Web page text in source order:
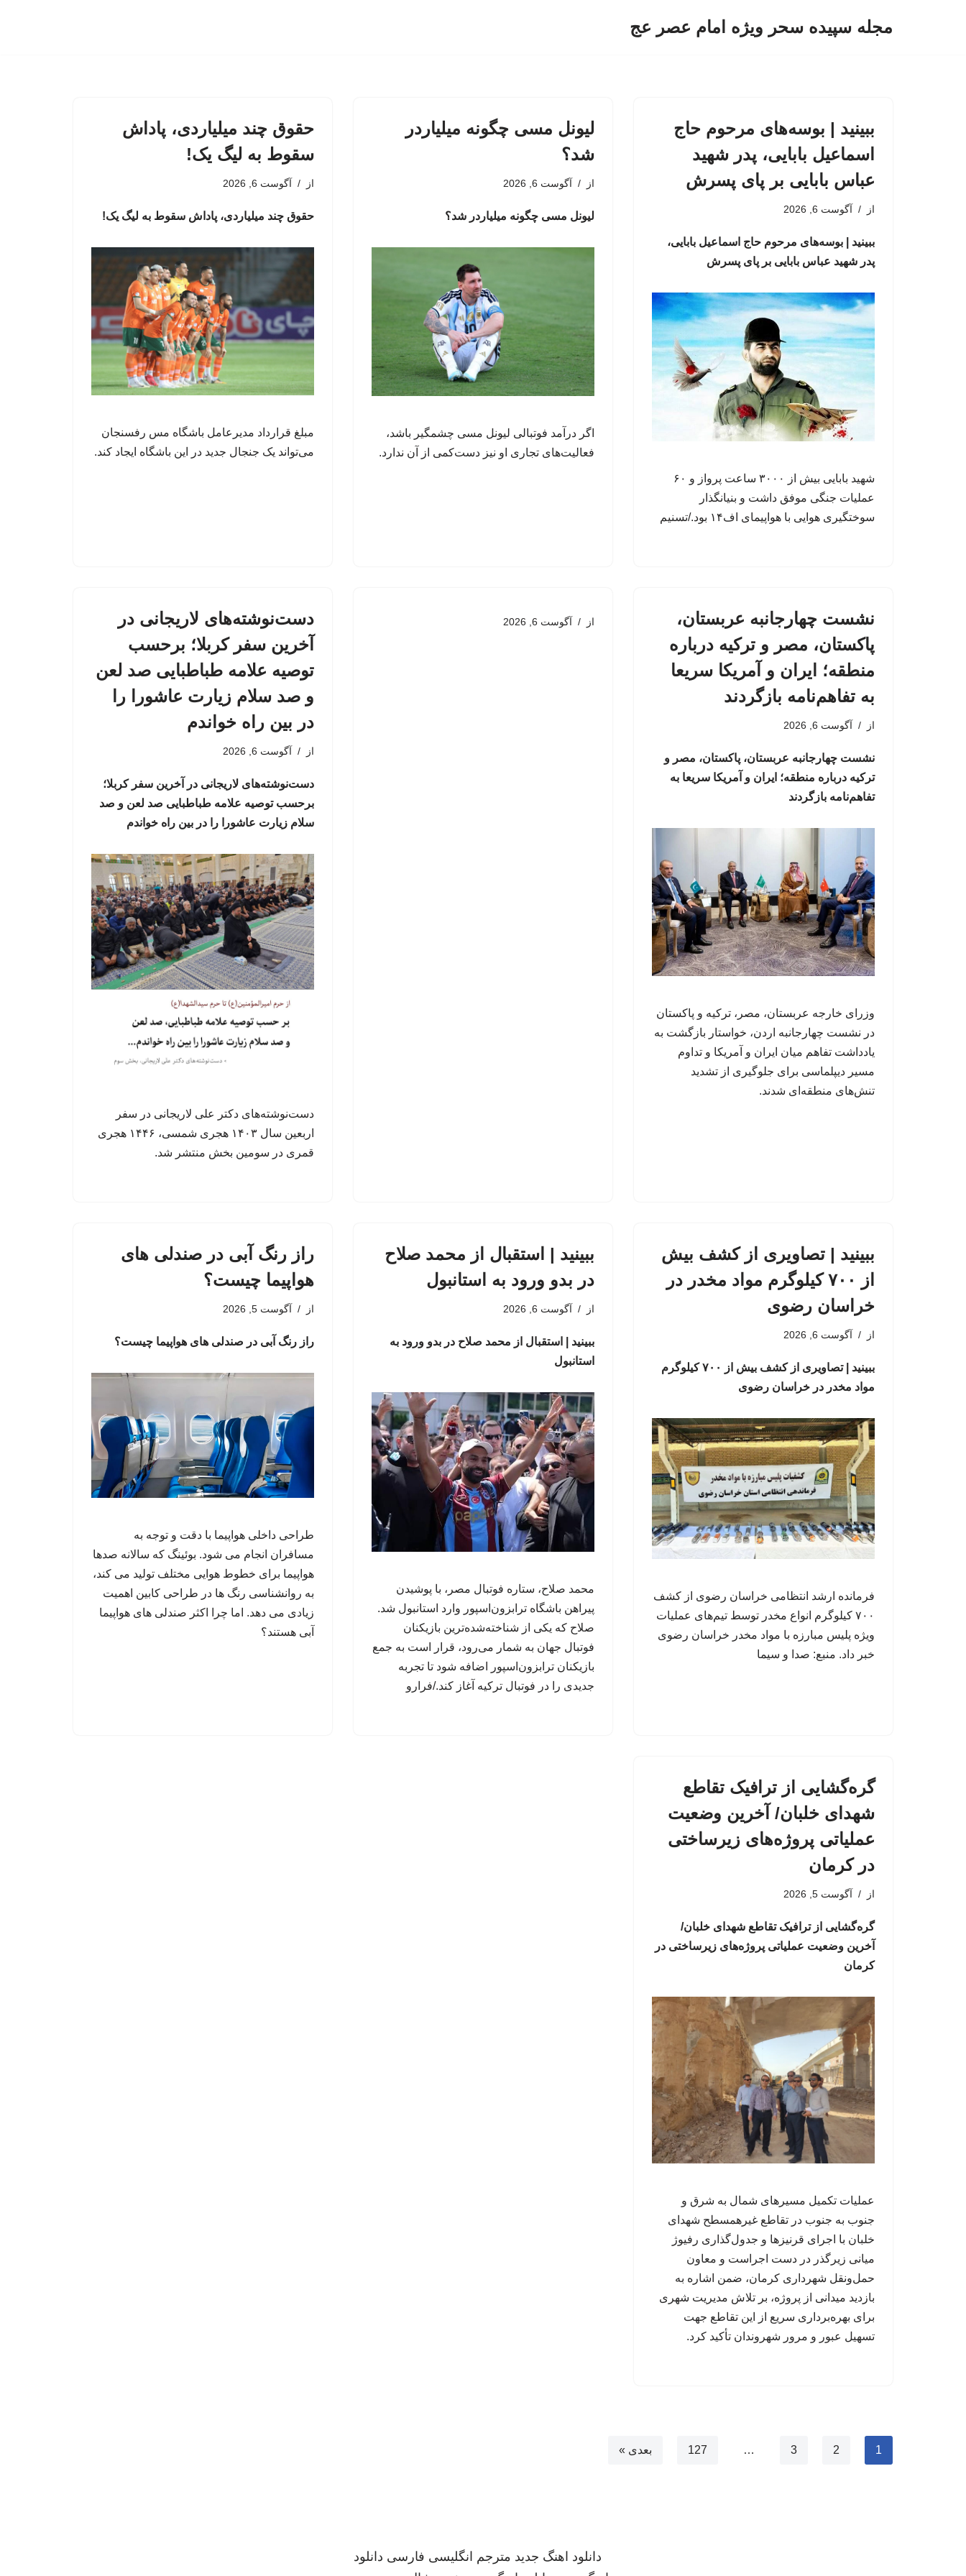
مجله سپیده سحر ویژه امام عصر عج
ببینید | بوسه‌های مرحوم حاج
اسماعیل بابایی، پدر شهید
عباس بابایی بر پای پسرش
از آگوست 6, 2026
ببینید | بوسه‌های مرحوم حاج اسماعیل بابایی،
پدر شهید عباس بابایی بر پای پسرش
شهید بابایی بیش از ۳۰۰۰ ساعت پرواز و ۶۰
عملیات جنگی موفق داشت و بنیانگذار
سوختگیری هوایی با هواپیمای اف۱۴ بود./تسنیم
لیونل مسی چگونه میلیاردر
شد؟
از آگوست 6, 2026
لیونل مسی چگونه میلیاردر شد؟
اگر درآمد فوتبالی لیونل مسی چشمگیر باشد،
فعالیت‌های تجاری او نیز دست‌کمی از آن ندارد.
حقوق چند میلیاردی، پاداش
سقوط به لیگ یک!
از آگوست 6, 2026
حقوق چند میلیاردی، پاداش سقوط به لیگ یک!
مبلغ قرارداد مدیرعامل باشگاه مس رفسنجان
می‌تواند یک جنجال جدید در این باشگاه ایجاد کند.
نشست چهارجانبه عربستان،
پاکستان، مصر و ترکیه درباره
منطقه؛ ایران و آمریکا سریعا
به تفاهم‌نامه بازگردند
از آگوست 6, 2026
نشست چهارجانبه عربستان، پاکستان، مصر و
ترکیه درباره منطقه؛ ایران و آمریکا سریعا به
تفاهم‌نامه بازگردند
وزرای خارجه عربستان، مصر، ترکیه و پاکستان
در نشست چهارجانبه اردن، خواستار بازگشت به
یادداشت تفاهم میان ایران و آمریکا و تداوم
مسیر دیپلماسی برای جلوگیری از تشدید
تنش‌های منطقه‌ای شدند.
از آگوست 6, 2026
دست‌نوشته‌های لاریجانی در
آخرین سفر کربلا؛ برحسب
توصیه علامه طباطبایی صد لعن
و صد سلام زیارت عاشورا را
در بین راه خواندم
از آگوست 6, 2026
دست‌نوشته‌های لاریجانی در آخرین سفر کربلا؛
برحسب توصیه علامه طباطبایی صد لعن و صد
سلام زیارت عاشورا را در بین راه خواندم
دست‌نوشته‌های دکتر علی لاریجانی در سفر
اربعین سال ۱۴۰۳ هجری شمسی، ۱۴۴۶ هجری
قمری در سومین بخش منتشر شد.
ببینید | تصاویری از کشف بیش
از ۷۰۰ کیلوگرم مواد مخدر در
خراسان رضوی
از آگوست 6, 2026
ببینید | تصاویری از کشف بیش از ۷۰۰ کیلوگرم
مواد مخدر در خراسان رضوی
فرمانده ارشد انتظامی خراسان رضوی از کشف
۷۰۰ کیلوگرم انواع مخدر توسط تیم‌های عملیات
ویژه پلیس مبارزه با مواد مخدر خراسان رضوی
خبر داد. منبع: صدا و سیما
ببینید | استقبال از محمد صلاح
در بدو ورود به استانبول
از آگوست 6, 2026
ببینید | استقبال از محمد صلاح در بدو ورود به
استانبول
محمد صلاح، ستاره فوتبال مصر، با پوشیدن
پیراهن باشگاه ترابزون‌اسپور وارد استانبول شد.
صلاح که یکی از شناخته‌شده‌ترین بازیکنان
فوتبال جهان به شمار می‌رود، قرار است به جمع
بازیکنان ترابزون‌اسپور اضافه شود تا تجربه
جدیدی را در فوتبال ترکیه آغاز کند./فرارو
راز رنگ آبی در صندلی های
هواپیما چیست؟
از آگوست 5, 2026
راز رنگ آبی در صندلی های هواپیما چیست؟
طراحی داخلی هواپیما با دقت و توجه به
مسافران انجام می شود. بوئینگ که سالانه صدها
هواپیما برای خطوط هوایی مختلف تولید می کند،
به روانشناسی رنگ ها در طراحی کابین اهمیت
زیادی می دهد. اما چرا اکثر صندلی های هواپیما
آبی هستند؟
گره‌گشایی از ترافیک تقاطع
شهدای خلبان/ آخرین وضعیت
عملیاتی پروژه‌های زیرساختی
در کرمان
از آگوست 5, 2026
گره‌گشایی از ترافیک تقاطع شهدای خلبان/
آخرین وضعیت عملیاتی پروژه‌های زیرساختی در
کرمان
عملیات تکمیل مسیرهای شمال به شرق و
جنوب به جنوب در تقاطع غیرهمسطح شهدای
خلبان با اجرای قرنیزها و جدول‌گذاری رفیوژ
میانی زیرگذر در دست اجراست و معاون
حمل‌ونقل شهرداری کرمان، ضمن اشاره به
بازدید میدانی از پروژه، بر تلاش مدیریت شهری
برای بهره‌برداری سریع از این تقاطع جهت
تسهیل عبور و مرور شهروندان تأکید کرد.
1
2
3
…
127 بعدی »
دانلود اهنگ جدید مترجم انگلیسی فارسی دانلود